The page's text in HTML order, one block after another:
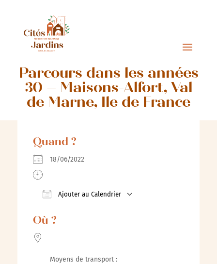
Parcours dans les années
30 – Maisons-Alfort, Val
de Marne, Ile de France
Quand ?
18/06/2022
Ajouter au Calendrier
Où ?
Moyens de transport :